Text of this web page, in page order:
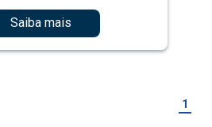
Saiba mais
1